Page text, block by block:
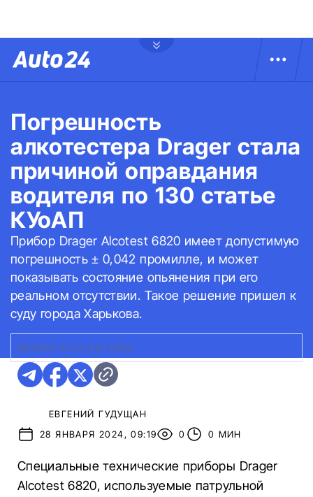
Погрешность
алкотестера Drager стала
причиной оправдания
водителя по 130 статье
КУоАП
Прибор Drager Alcotest 6820 имеет допустимую
погрешность ± 0,042 промилле, и может
показывать состояние опьянения при его
реальном отсутствии. Такое решение пришел к
суду города Харькова.
DRAGER ALCOTEST 6820
ЕВГЕНИЙ ГУДУЩАН
28 ЯНВАРЯ 2024, 09:19
0 0 МИН
Специальные технические приборы Drager
Alcotest 6820, используемые патрульной